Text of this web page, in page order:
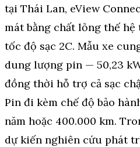
tại Thái Lan, eView
mát bằng chất lỏng thế hệ
tốc độ sạc 2C. Mẫu xe
dung lượng pin — 50,23
đồng thời hỗ trợ cả sạc
Pin đi kèm chế độ bảo
năm hoặc 400.000 km.
dự kiến nghiên cứu phát